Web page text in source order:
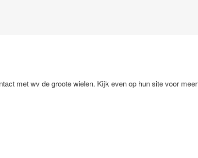
met wv de groote wielen. Kijk even op hun site voor meer